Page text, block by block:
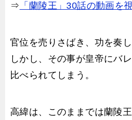
⇒ 「蘭陵王」30話の動画を
官位を売りさばき、功を奏し
しかし、その事が皇帝にバ
比べられてしまう。
高緯は、このままでは蘭陵